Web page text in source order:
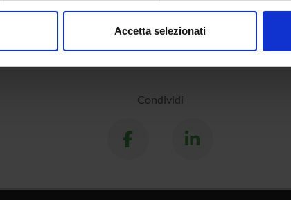
in qualsiasi momento dalla Dichiarazione sui cookie.
Accetta selezionati
Condividi